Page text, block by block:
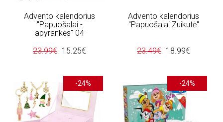
Advento kalendorius
"Papuošalai -
apyrankės" 04
23.99€ 15.25€
Advento kalendorius
"Papuošalai Zuikutė"
23.49€ 18.99€
-24% -24%